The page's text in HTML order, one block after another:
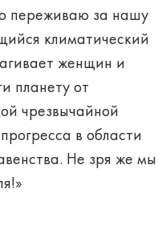
переживаю за нашу
климатический
женщин и
планету от
чрезвычайной
в области
Не зря же мы